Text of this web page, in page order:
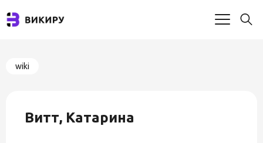
wiki
Витт, Катарина